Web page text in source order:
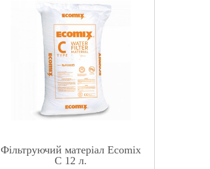
Фільтруючий матеріал Ecomix
C 12 л.